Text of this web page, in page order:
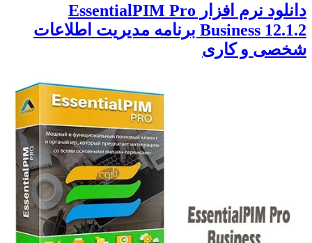
دانلود نرم افزار EssentialPIM Pro
Business 12.1.2 برنامه مدیریت اطلاعات
شخصی و کاری